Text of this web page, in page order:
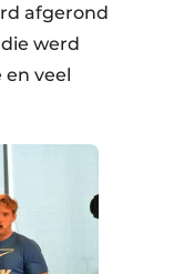
afgerond
werd
veel